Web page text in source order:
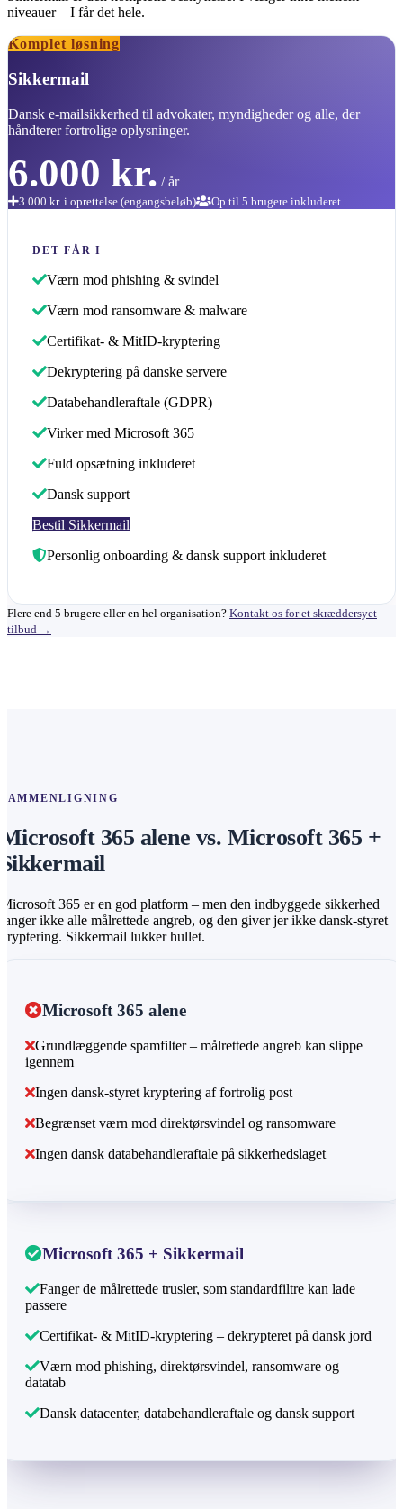
niveauer – I får det hele.
Komplet løsning
Sikkermail
Dansk e-mailsikkerhed til advokater, myndigheder og alle, der
håndterer fortrolige oplysninger.
6.000 kr. / år
3.000 kr. i oprettelse (engangsbeløb) Op til 5 brugere inkluderet
DET FÅR I
Værn mod phishing & svindel
Værn mod ransomware & malware
Certifikat- & MitID-kryptering
Dekryptering på danske servere
Databehandleraftale (GDPR)
Virker med Microsoft 365
Fuld opsætning inkluderet
Dansk support
Bestil Sikkermail
Personlig onboarding & dansk support inkluderet
Flere end 5 brugere eller en hel organisation? Kontakt os for et skræddersyet
tilbud →
SAMMENLIGNING
Microsoft 365 alene vs. Microsoft 365 +
Sikkermail
Microsoft 365 er en god platform – men den indbyggede sikkerhed
fanger ikke alle målrettede angreb, og den giver jer ikke dansk-styret
kryptering. Sikkermail lukker hullet.
Microsoft 365 alene
Grundlæggende spamfilter – målrettede angreb kan slippe
igennem
Ingen dansk-styret kryptering af fortrolig post
Begrænset værn mod direktørsvindel og ransomware
Ingen dansk databehandleraftale på sikkerhedslaget
Microsoft 365 + Sikkermail
Fanger de målrettede trusler, som standardfiltre kan lade
passere
Certifikat- & MitID-kryptering – dekrypteret på dansk jord
Værn mod phishing, direktørsvindel, ransomware og
datatab
Dansk datacenter, databehandleraftale og dansk support